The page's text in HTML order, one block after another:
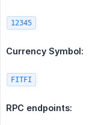
12345
Currency Symbol:
FITFI
RPC endpoints: